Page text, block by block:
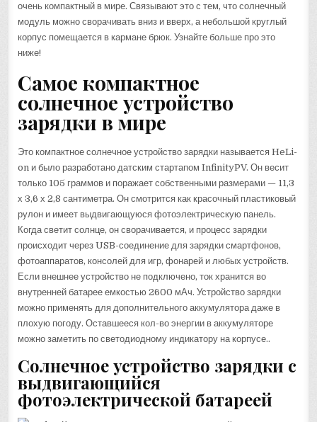
очень компактный в мире. Связывают это с тем, что солнечный
модуль можно сворачивать вниз и вверх, а небольшой круглый
корпус помещается в кармане брюк. Узнайте больше про это
ниже!
Самое компактное
солнечное устройство
зарядки в мире
Это компактное солнечное устройство зарядки называется HeLi-
on и было разработано датским стартапом InfinityPV. Он весит
только 105 граммов и поражает собственными размерами — 11,3
х 3,6 х 2,8 сантиметра. Он смотрится как красочный пластиковый
рулон и имеет выдвигающуюся фотоэлектрическую панель.
Когда светит солнце, он сворачивается, и процесс зарядки
происходит через USB-соединение для зарядки смартфонов,
фотоаппаратов, консолей для игр, фонарей и любых устройств.
Если внешнее устройство не подключено, ток хранится во
внутренней батарее емкостью 2600 мАч. Устройство зарядки
можно применять для дополнительного аккумулятора даже в
плохую погоду. Оставшееся кол-во энергии в аккумуляторе
можно заметить по светодиодному индикатору на корпусе..
Солнечное устройство зарядки с
выдвигающийся
фотоэлектрической батареей